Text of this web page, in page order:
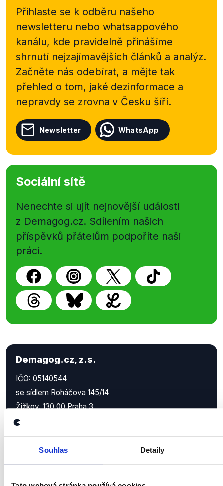
Souhlas Detaily
Přihlaste se k odběru našeho
newsletteru nebo whatsappového
kanálu, kde pravidelně přinášíme
shrnutí nejzajímavějších článků a analýz.
Začněte nás odebírat, a mějte tak
přehled o tom, jaké dezinformace a
nepravdy se zrovna v Česku šíří.
Newsletter WhatsApp
Sociální sítě
Nenechte si ujít nejnovější události
z Demagog.cz. Sdílením našich
příspěvků přátelům podpoříte naši
práci.
Demagog.cz, z.s.
IČO: 05140544
se sídlem Roháčova 145/14
Žižkov, 130 00 Praha 3
Zapsaný ve spolkovém rejstříku u Městského soudu v
Praze.
Demagog.cz má
transparentní bankovní účet
9711283001/5500 vedený u Raiffeisenbank, a.s.